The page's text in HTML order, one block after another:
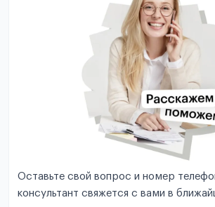
Оставьте свой вопрос и номер
консультант свяжется с вами в